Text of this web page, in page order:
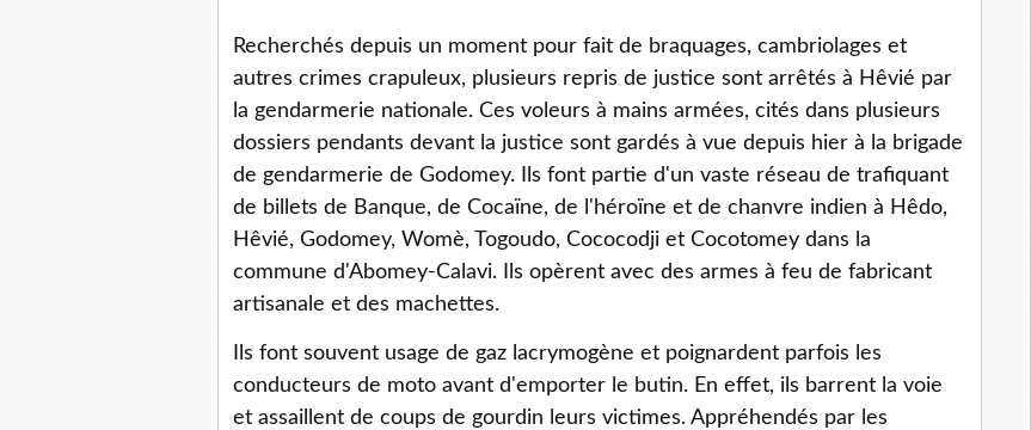
Recherchés depuis un moment pour fait de braquages, cambriolages et
autres crimes crapuleux, plusieurs repris de justice sont arrêtés à Hêvié par
la gendarmerie nationale. Ces voleurs à mains armées, cités dans plusieurs
dossiers pendants devant la justice sont gardés à vue depuis hier à la brigade
de gendarmerie de Godomey. Ils font partie d'un vaste réseau de trafiquant
de billets de Banque, de Cocaïne, de l'héroïne et de chanvre indien à Hêdo,
Hêvié, Godomey, Womè, Togoudo, Cococodji et Cocotomey dans la
commune d'Abomey-Calavi. Ils opèrent avec des armes à feu de fabricant
artisanale et des machettes.
Ils font souvent usage de gaz lacrymogène et poignardent parfois les
conducteurs de moto avant d'emporter le butin. En effet, ils barrent la voie
et assaillent de coups de gourdin leurs victimes. Appréhendés par les